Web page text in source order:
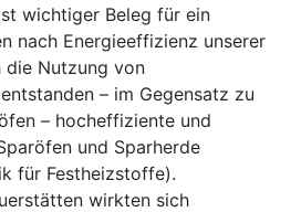
wichtiger Beleg für ein
nach Energieeffizienz unserer
die Nutzung von
– im Gegensatz zu
– hocheffiziente und
und Sparherde
für Festheizstoffe).
wirkten sich